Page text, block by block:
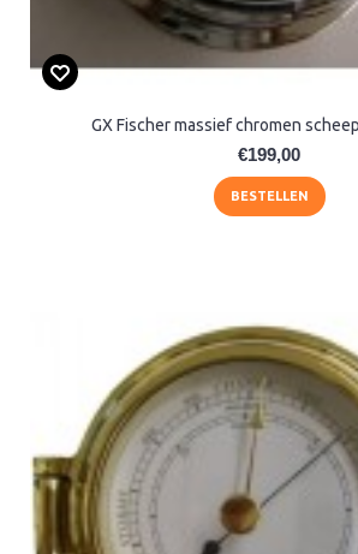
GX Fischer massief chromen
€199,00
BESTELLEN